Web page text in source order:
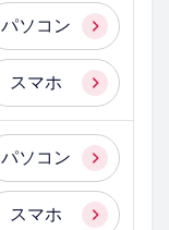
パソコン
スマホ
パソコン
スマホ